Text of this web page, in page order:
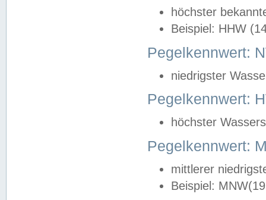
höchster
Beispiel: HHW
Pegelkennwert:
niedrigster
Pegelkennwert:
höchster
Pegelkennwert:
mittlerer
Beispiel: